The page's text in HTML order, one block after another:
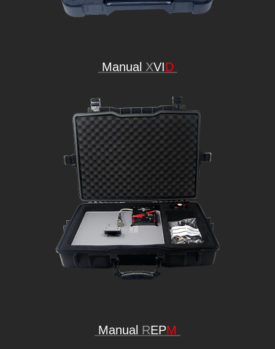
Manual XVID
Manual REPM